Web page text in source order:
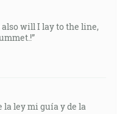
also will I lay to the line,
la ley mi guía y de la